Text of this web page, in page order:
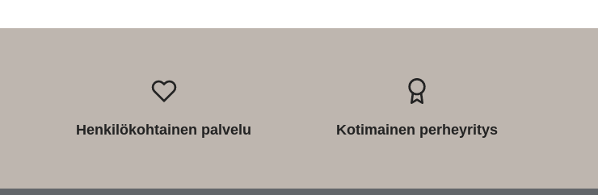
Henkilökohtainen palvelu Kotimainen perheyritys